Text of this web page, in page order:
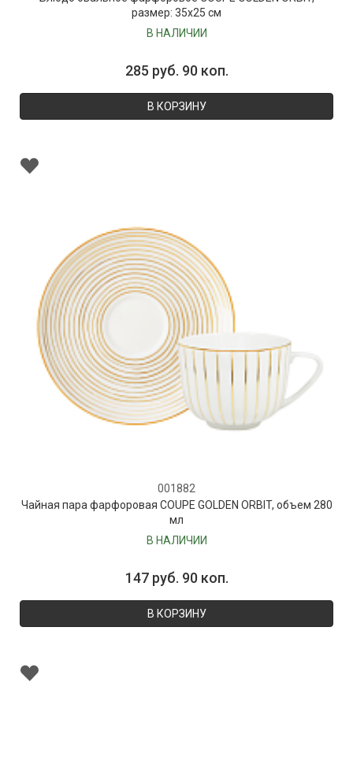
размер: 35х25 см
В НАЛИЧИИ
285 руб. 90 коп.
В КОРЗИНУ
001882
Чайная пара фарфоровая COUPE GOLDEN ORBIT, объем 280
мл
В НАЛИЧИИ
147 руб. 90 коп.
В КОРЗИНУ